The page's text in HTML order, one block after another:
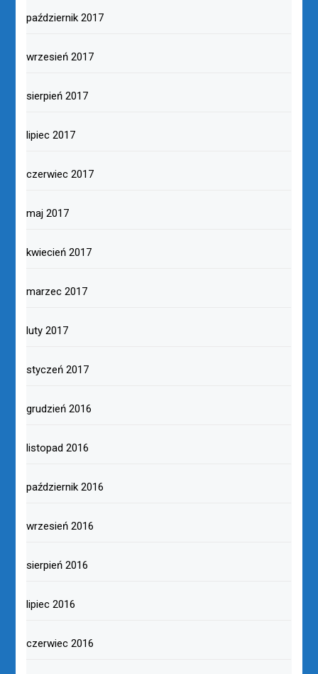
październik 2017
wrzesień 2017
sierpień 2017
lipiec 2017
czerwiec 2017
maj 2017
kwiecień 2017
marzec 2017
luty 2017
styczeń 2017
grudzień 2016
listopad 2016
październik 2016
wrzesień 2016
sierpień 2016
lipiec 2016
czerwiec 2016